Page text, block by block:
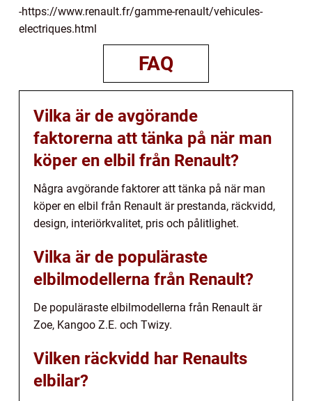
-https://www.renault.fr/gamme-renault/vehicules-
electriques.html
FAQ
Vilka är de avgörande
faktorerna att tänka på när man
köper en elbil från Renault?
Några avgörande faktorer att tänka på när man
köper en elbil från Renault är prestanda, räckvidd,
design, interiörkvalitet, pris och pålitlighet.
Vilka är de populäraste
elbilmodellerna från Renault?
De populäraste elbilmodellerna från Renault är
Zoe, Kangoo Z.E. och Twizy.
Vilken räckvidd har Renaults
elbilar?